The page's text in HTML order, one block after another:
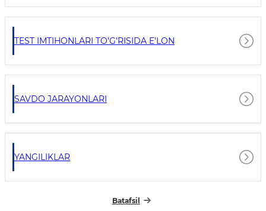
TEST IMTIHONLARI TO'G'RISIDA E'LON
SAVDO JARAYONLARI
YANGILIKLAR
Batafsil